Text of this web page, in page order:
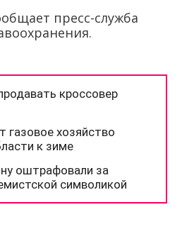
пресс-служба